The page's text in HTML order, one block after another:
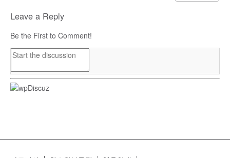
Leave a Reply
Be the First to Comment!